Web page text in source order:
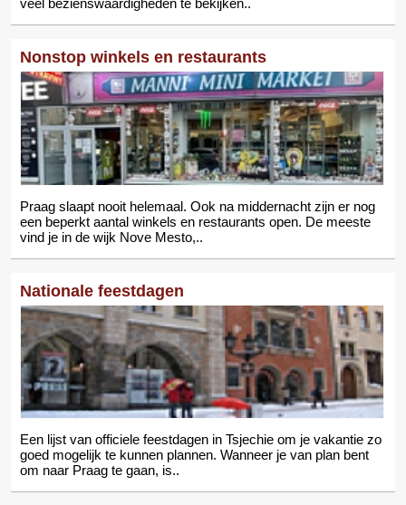
veel bezienswaardigheden te bekijken..
Nonstop winkels en restaurants
Praag slaapt nooit helemaal. Ook na middernacht zijn er nog
een beperkt aantal winkels en restaurants open. De meeste
vind je in de wijk Nove Mesto,..
Nationale feestdagen
Een lijst van officiele feestdagen in Tsjechie om je vakantie zo
goed mogelijk te kunnen plannen. Wanneer je van plan bent
om naar Praag te gaan, is..